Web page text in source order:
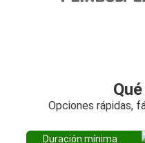
Opciones rápidas,
Duración mínima